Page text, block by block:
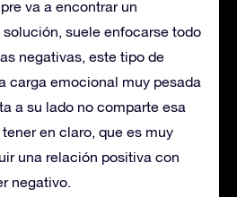
va a encontrar un
suele enfocarse todo
negativas, este tipo de
carga emocional muy pesada
a su lado no comparte esa
en claro, que es muy
una relación positiva con
negativo.